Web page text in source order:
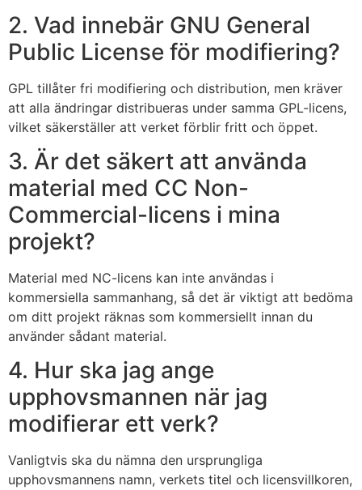
2. Vad innebär GNU General
Public License för modifiering?
GPL tillåter fri modifiering och distribution, men kräver
att alla ändringar distribueras under samma GPL-licens,
vilket säkerställer att verket förblir fritt och öppet.
3. Är det säkert att använda
material med CC Non-
Commercial-licens i mina
projekt?
Material med NC-licens kan inte användas i
kommersiella sammanhang, så det är viktigt att bedöma
om ditt projekt räknas som kommersiellt innan du
använder sådant material.
4. Hur ska jag ange
upphovsmannen när jag
modifierar ett verk?
Vanligtvis ska du nämna den ursprungliga
upphovsmannens namn, verkets titel och licensvillkoren,